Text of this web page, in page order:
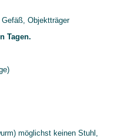
Objektträger
Tagen.
möglichst keinen Stuhl,